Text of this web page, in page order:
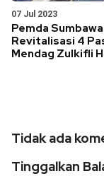
07 Jul 2023
Pemda
Revitalisasi 4
Mendag Zulkifli
Tidak ada
Tinggalkan